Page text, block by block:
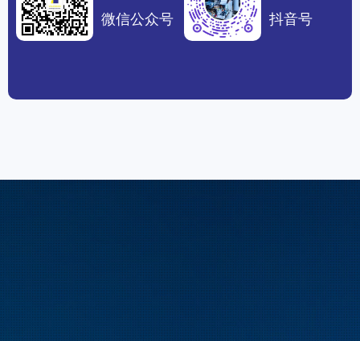
微信公众号 抖音号